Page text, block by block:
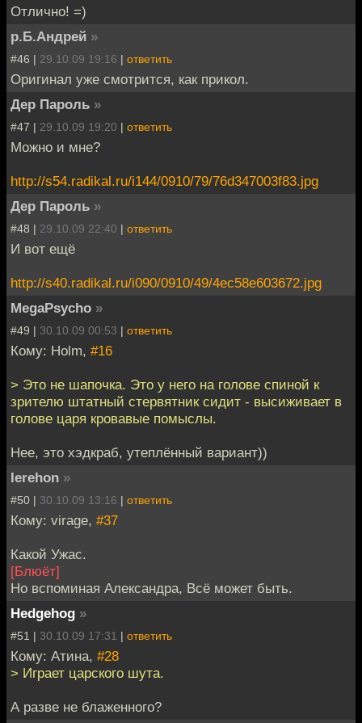
Отлично! =)
р.Б.Андрей »
#46 | 29.10.09 19:16 | ответить
Оригинал уже смотрится, как прикол.
Дер Пароль »
#47 | 29.10.09 19:20 | ответить
Можно и мне?
http://s54.radikal.ru/i144/0910/79/76d347003f83.jpg
Дер Пароль »
#48 | 29.10.09 22:40 | ответить
И вот ещё
http://s40.radikal.ru/i090/0910/49/4ec58e603672.jpg
MegaPsycho »
#49 | 30.10.09 00:53 | ответить
Кому: Holm, #16
> Это не шапочка. Это у него на голове спиной к
зрителю штатный стервятник сидит - высиживает в
голове царя кровавые помыслы.
Нее, это хэдкраб, утеплённый вариант))
Ierehon »
#50 | 30.10.09 13:16 | ответить
Кому: virage, #37
Какой Ужас.
[Блюёт]
Но вспоминая Александра, Всё может быть.
Hedgehog »
#51 | 30.10.09 17:31 | ответить
Кому: Атина, #28
> Играет царского шута.
А разве не блаженного?